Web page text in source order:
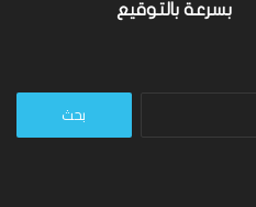
بسرعة بالتوقيع
البحث